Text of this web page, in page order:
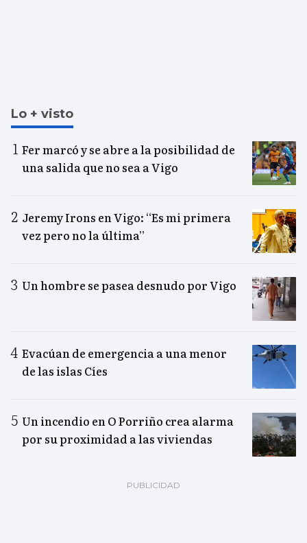
Lo + visto
Fer marcó y se abre a la posibilidad de
una salida que no sea a Vigo
Jeremy Irons en Vigo: “Es mi primera
vez pero no la última”
Un hombre se pasea desnudo por Vigo
Evacúan de emergencia a una menor
de las islas Cíes
Un incendio en O Porriño crea alarma
por su proximidad a las viviendas